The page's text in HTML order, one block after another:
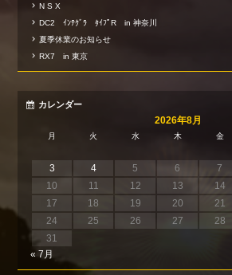
N S X
DC2 ｲﾝﾃｸﾞﾗ ﾀｲﾌﾟR in 神奈川
夏季休業のお知らせ
RX7 in 東京
カレンダー
2026年8月
月 火 水 木 金
3
4 5 6 7
10
11 12 13 14
17
18 19 20 21
24
25 26 27 28
31
« 7月